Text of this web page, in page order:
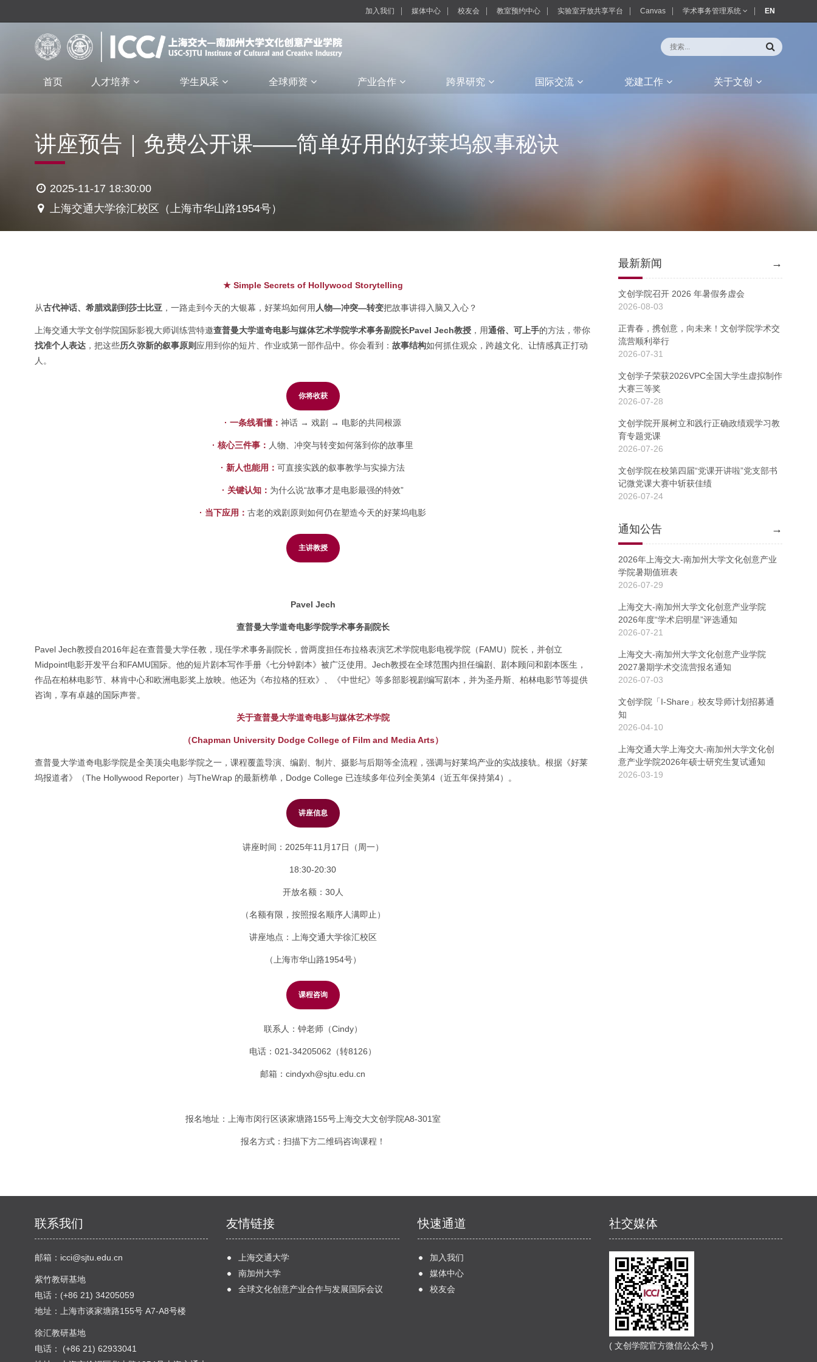
加入我们 媒体中心 校友会 教室预约中心 实验室开放共享平台 Canvas 学术事务管理系统 EN
首页 人才培养 学生风采 全球师资 产业合作 跨界研究 国际交流 党建工作 关于文创
讲座预告｜免费公开课——简单好用的好莱坞叙事秘诀
2025-11-17 18:30:00
上海交通大学徐汇校区（上海市华山路1954号）
★ Simple Secrets of Hollywood Storytelling
从古代神话、希腊戏剧到莎士比亚 ，一路走到今天的大银幕，好莱坞如何用 人物—冲突—转变把故事讲得入脑又入心？
上海交通大学文创学院国际影视大师训练营特邀查普曼大学道奇电影与媒体艺术学院学术事务副院长Pavel Jech教授 ，用通俗、可上手的方法，带你
找准个人表达 ，把这些历久弥新的叙事原则 应用到你的短片、作业或第一部作品中。你会看到： 故事结构如何抓住观众，跨越文化、让情感真正打动
人。
你将收获
· 一条线看懂： 神话 → 戏剧 → 电影的共同根源
· 核心三件事： 人物、冲突与转变如何落到你的故事里
· 新人也能用： 可直接实践的叙事教学与实操方法
· 关键认知： 为什么说“故事才是电影最强的特效”
· 当下应用： 古老的戏剧原则如何仍在塑造今天的好莱坞电影
主讲教授
Pavel Jech
查普曼大学道奇电影学院学术事务副院长
Pavel Jech教授自2016年起在查普曼大学任教，现任学术事务副院长，曾两度担任布拉格表演艺术学院电影电视学院（FAMU）院长，并创立
Midpoint电影开发平台和FAMU国际。他的短片剧本写作手册《七分钟剧本》被广泛使用。Jech教授在全球范围内担任编剧、剧本顾问和剧本医生，
作品在柏林电影节、林肯中心和欧洲电影奖上放映。他还为《布拉格的狂欢》、《中世纪》等多部影视剧编写剧本，并为圣丹斯、柏林电影节等提供
咨询，享有卓越的国际声誉。
关于查普曼大学道奇电影与媒体艺术学院
（Chapman University Dodge College of Film and Media Arts）
查普曼大学道奇电影学院是全美顶尖电影学院之一，课程覆盖导演、编剧、制片、摄影与后期等全流程，强调与好莱坞产业的实战接轨。根据《好莱
坞报道者》（The Hollywood Reporter）与TheWrap 的最新榜单，Dodge College 已连续多年位列全美第4（近五年保持第4）。
讲座信息
讲座时间：2025年11月17日（周一）
18:30-20:30
开放名额：30人
（名额有限，按照报名顺序人满即止）
讲座地点：上海交通大学徐汇校区
（上海市华山路1954号）
课程咨询
联系人：钟老师（Cindy）
电话：021-34205062（转8126）
邮箱：cindyxh@sjtu.edu.cn
报名地址：上海市闵行区谈家塘路155号上海交大文创学院A8-301室
报名方式：扫描下方二维码咨询课程！
最新新闻 →
文创学院召开 2026 年暑假务虚会
2026-08-03
正青春，携创意，向未来！文创学院学术交
流营顺利举行
2026-07-31
文创学子荣获2026VPC全国大学生虚拟制作
大赛三等奖
2026-07-28
文创学院开展树立和践行正确政绩观学习教
育专题党课
2026-07-26
文创学院在校第四届“党课开讲啦”党支部书
记微党课大赛中斩获佳绩
2026-07-24
通知公告 →
2026年上海交大-南加州大学文化创意产业
学院暑期值班表
2026-07-29
上海交大-南加州大学文化创意产业学院
2026年度“学术启明星”评选通知
2026-07-21
上海交大-南加州大学文化创意产业学院
2027暑期学术交流营报名通知
2026-07-03
文创学院「I-Share」校友导师计划招募通
知
2026-04-10
上海交通大学上海交大-南加州大学文化创
意产业学院2026年硕士研究生复试通知
2026-03-19
联系我们
邮箱： icci@sjtu.edu.cn
紫竹教研基地
电话：(+86 21) 34205059
地址：上海市谈家塘路155号 A7-A8号楼
徐汇教研基地
电话： (+86 21) 62933041
友情链接
上海交通大学
南加州大学
全球文化创意产业合作与发展国际会议
快速通道
加入我们
媒体中心
校友会
社交媒体
( 文创学院官方微信公众号 )